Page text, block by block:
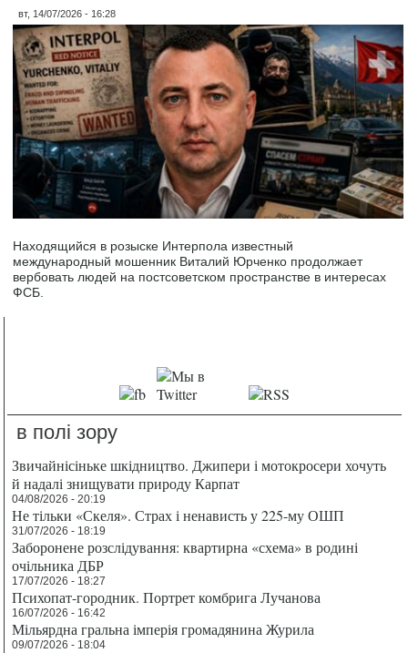
вт, 14/07/2026 - 16:28
Находящийся в розыске Интерпола известный
международный мошенник Виталий Юрченко продолжает
вербовать людей на постсоветском пространстве в интересах
ФСБ.
в полі зору
Звичайнісіньке шкідництво. Джипери і мотокросери хочуть
й надалі знищувати природу Карпат
04/08/2026 - 20:19
Не тільки «Скеля». Страх і ненависть у 225-му ОШП
31/07/2026 - 18:19
Заборонене розслідування: квартирна «схема» в родині
очільника ДБР
17/07/2026 - 18:27
Психопат-городник. Портрет комбрига Лучанова
16/07/2026 - 16:42
Мільярдна гральна імперія громадянина Журила
09/07/2026 - 18:04